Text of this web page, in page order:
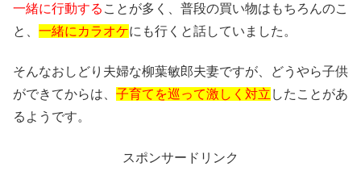
一緒に行動する ことが多く、普段の買い物はもちろんのこ
と、 一緒にカラオケにも行くと話していました。
そんなおしどり夫婦な柳葉敏郎夫妻ですが、どうやら子供
ができてからは、 子育てを巡って激しく対立 したことがあ
るようです。
スポンサードリンク